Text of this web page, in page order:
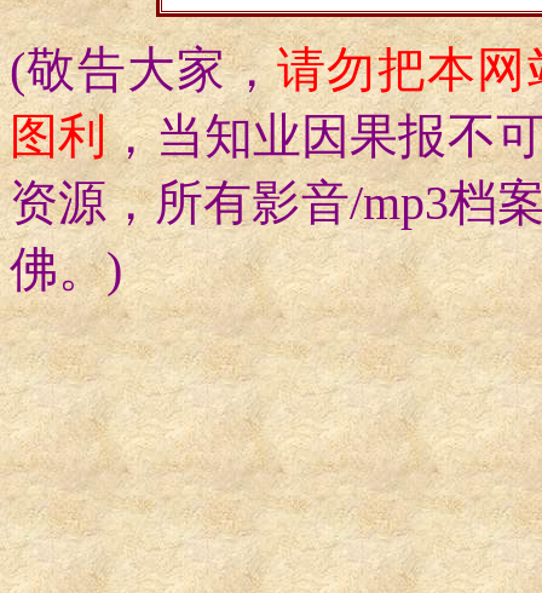
(敬告大家，请勿把本网
图利，当知业因果报不
资源，所有影音/mp3档
佛。)